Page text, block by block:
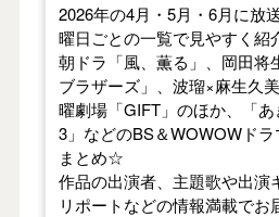
2026年の4月・5月・6月に放
曜日ごとの一覧で見やすく紹
朝ドラ「風、薫る」、岡田将
ブラザーズ」、波瑠×麻生久
曜劇場「GIFT」のほか、「
3」などのBS＆WOWOWド
まとめ☆
作品の出演者、主題歌や出演
リポートなどの情報満載でお